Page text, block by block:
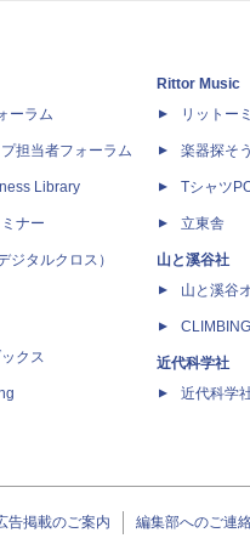
ーラム
担当者フォーラム
Library
ナー
ジタルクロス）
クス
Rittor Music
リットー
楽器探そ
Tシャツ
立東舎
山と溪谷社
山と溪谷
近代科学社
近代科学
告掲載のご案内 編集部へのご連